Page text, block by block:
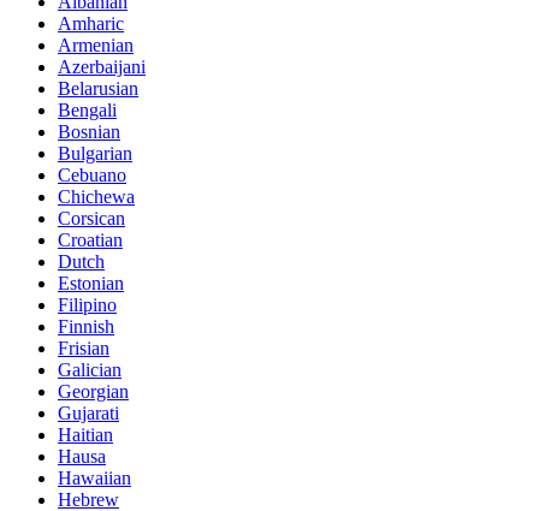
Amharic
Armenian
Azerbaijani
Belarusian
Bengali
Bosnian
Bulgarian
Cebuano
Chichewa
Corsican
Croatian
Dutch
Estonian
Filipino
Finnish
Frisian
Galician
Georgian
Gujarati
Haitian
Hausa
Hawaiian
Hebrew